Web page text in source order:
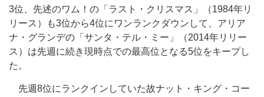
3位、先述のワム！の「ラスト・クリスマス」（1984年リ
リース）も3位から4位にワンランクダウンして、アリア
ナ・グランデの「サンタ・テル・ミー」（2014年リリー
ス）は先週に続き現時点での最高位となる5位をキープし
た。
先週8位にランクインしていた故ナット・キング・コー